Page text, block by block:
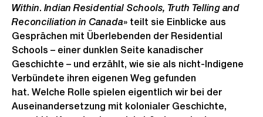
Within. Indian Residential Schools, Truth Telling and
Reconciliation in Canada» teilt sie Einblicke aus
Gesprächen mit Überlebenden der Residential
Schools – einer dunklen Seite kanadischer
Geschichte – und erzählt, wie sie als nicht-Indigene
Verbündete ihren eigenen Weg gefunden
hat. Welche Rolle spielen eigentlich wir bei der
Auseinandersetzung mit kolonialer Geschichte,